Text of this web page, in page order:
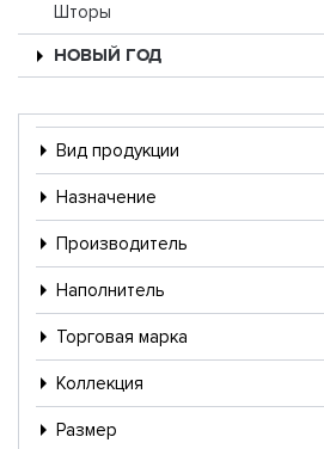
Шторы
НОВЫЙ ГОД
Вид продукции
Назначение
Производитель
Наполнитель
Торговая марка
Коллекция
Размер